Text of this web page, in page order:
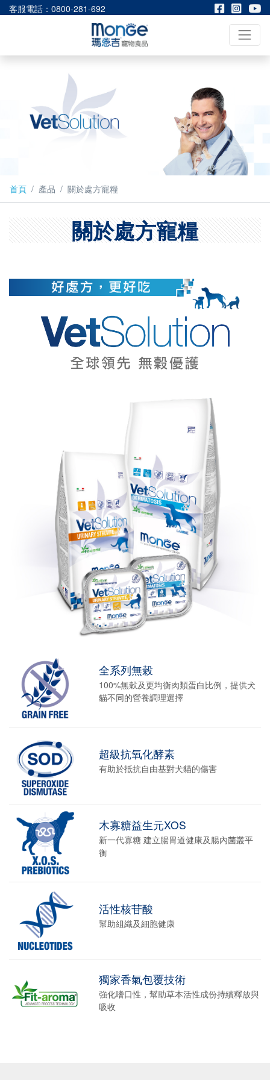
客服電話：0800-281-692
首頁 產品 關於處方寵糧
關於處方寵糧
全系列無榖
100%無穀及更均衡肉類蛋白比例，提供犬
貓不同的營養調理選擇
超級抗氧化酵素
有助於抵抗自由基對犬貓的傷害
木寡糖益生元XOS
新一代寡糖 建立腸胃道健康及腸內菌叢平
衡
活性核苷酸
幫助組織及細胞健康
獨家香氣包覆技術
強化嗜口性，幫助草本活性成份持續釋放與
吸收